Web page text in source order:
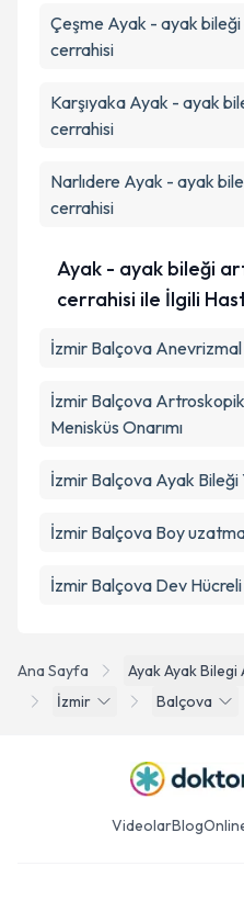
Ana Sayfa
Ayak Ayak
İzmir
Balçova
Çeşme Ayak - ayak
cerrahisi
Karşıyaka Ayak - ayak
cerrahisi
Narlıdere Ayak - ayak
cerrahisi
Ayak - ayak bileği
cerrahisi ile İlgili
İzmir Balçova
İzmir Balçova
Menisküs Onarımı
İzmir Balçova Ayak Bileği
İzmir Balçova Boy
İzmir Balçova Dev
VideolarBlog